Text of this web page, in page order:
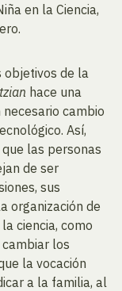
en la Ciencia,
objetivos de la
hace una
cambio
Así,
las personas
de ser
sus
organización de
ciencia, como
los
la vocación
a la familia, al